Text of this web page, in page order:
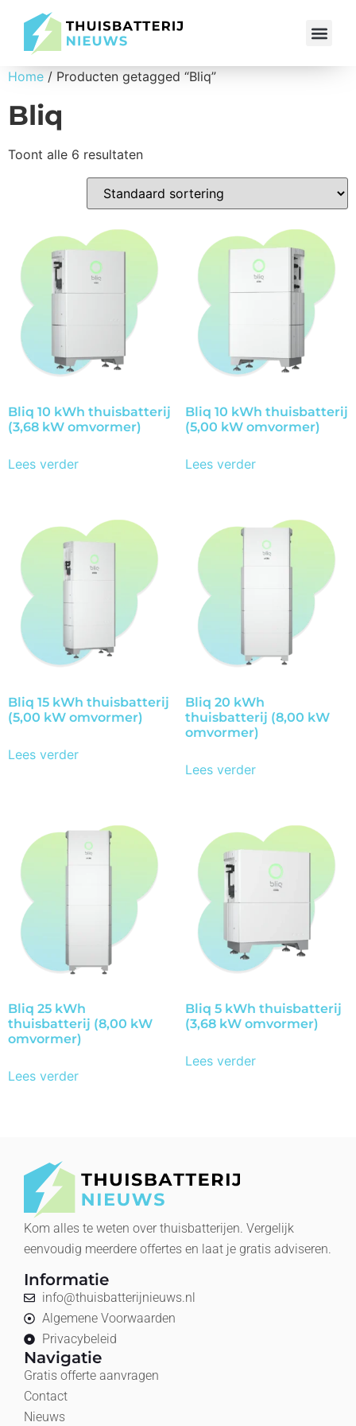
Home / Producten getagged “Bliq”
Bliq
Toont alle 6 resultaten
Bliq 10 kWh thuisbatterij
(3,68 kW omvormer)
Lees verder
Bliq 10 kWh thuisbatterij
(5,00 kW omvormer)
Lees verder
Bliq 15 kWh thuisbatterij
(5,00 kW omvormer)
Lees verder
Bliq 20 kWh
thuisbatterij (8,00 kW
omvormer)
Lees verder
Bliq 25 kWh
thuisbatterij (8,00 kW
omvormer)
Lees verder
Bliq 5 kWh thuisbatterij
(3,68 kW omvormer)
Lees verder
Kom alles te weten over thuisbatterijen. Vergelijk
eenvoudig meerdere offertes en laat je gratis adviseren.
Informatie
info@thuisbatterijnieuws.nl
Algemene Voorwaarden
Privacybeleid
Navigatie
Gratis offerte aanvragen
Contact
Nieuws